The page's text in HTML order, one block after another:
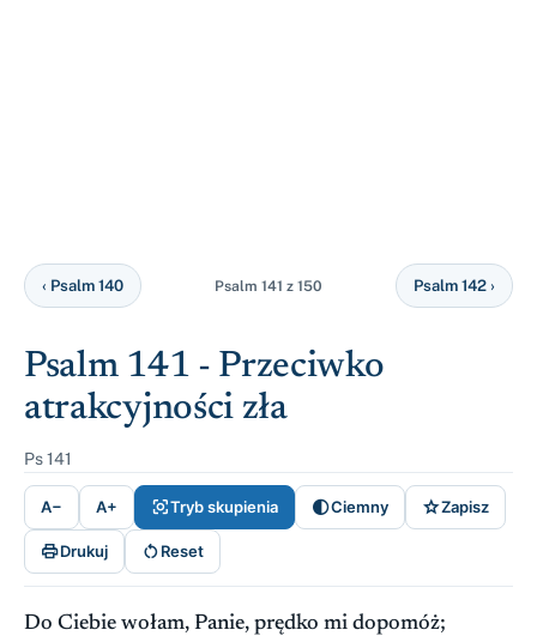
‹ Psalm 140 Psalm 141 z 150 Psalm 142 ›
Psalm 141 - Przeciwko
atrakcyjności zła
Ps 141
A− A+ Tryb skupienia Ciemny Zapisz
Drukuj Reset
Do Ciebie wołam, Panie, prędko mi dopomóż;